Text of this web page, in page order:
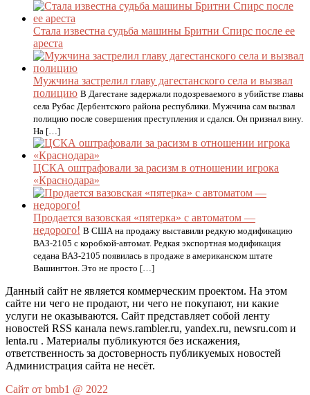
Стала известна судьба машины Бритни Спирс после ее
ареста
Мужчина застрелил главу дагестанского села и вызвал
полицию В Дагестане задержали подозреваемого в убийстве главы
села Рубас Дербентского района республики. Мужчина сам вызвал
полицию после совершения преступления и сдался. Он признал вину.
На […]
ЦСКА оштрафовали за расизм в отношении игрока
«Краснодара»
Продается вазовская «пятерка» с автоматом —
недорого! В США на продажу выставили редкую модификацию
ВАЗ-2105 с коробкой-автомат. Редкая экспортная модификация
седана ВАЗ-2105 появилась в продаже в американском штате
Вашингтон. Это не просто […]
Данный сайт не является коммерческим проектом. На этом
сайте ни чего не продают, ни чего не покупают, ни какие
услуги не оказываются. Сайт представляет собой ленту
новостей RSS канала news.rambler.ru, yandex.ru, newsru.com и
lenta.ru . Материалы публикуются без искажения,
ответственность за достоверность публикуемых новостей
Администрация сайта не несёт.
Сайт от bmb1 @ 2022